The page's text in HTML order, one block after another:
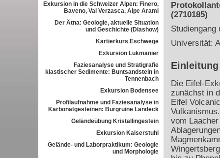
Exkursion in die Schweizer Alpen: Finero,
Baveno, Val Verzasca, Alpe Arami
Der Ätna: Geologie, aktuelle Situation
und Geschichte (Diashow)
Kartierkurs Eschwege
Exkursion Lukmanier
Faziesanalyse und Stratigrafie
klastischer Sedimente: Buntsandstein in
Tennenbach
Exkursion Bodensee
Profilaufnahme und Faziesanalyse in
Karbonatgesteinen: Burgruine Landeck
Geländeübung Kristallingestein
Exkursion Kaiserstuhl
Gelände- und Laborpraktikum: Geologie
und Morphologie
(2710185)
Universität:
Einleitung
Die Eifel-
zunächst in
Eifel
vom